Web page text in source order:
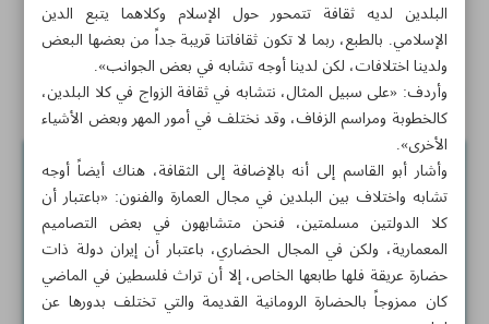
كيف اروّض ابني الناشىء؟
اخبار قصيرة
البلدين لديه ثقافة تتمحور حول الإسلام وكلاهما يتبع الدين
الإسلامي. بالطبع، ربما لا تكون ثقافاتنا قريبة جداً من بعضها البعض
ولدينا اختلافات، لكن لدينا أوجه تشابه في بعض الجوانب».
وأردف: «على سبيل المثال، نتشابه في ثقافة الزواج في كلا البلدين،
كالخطوبة ومراسم الزفاف، وقد نختلف في أمور المهر وبعض الأشياء
الأخرى».
وأشار أبو القاسم إلى أنه بالإضافة إلى الثقافة، هناك أيضاً أوجه
تشابه واختلاف بين البلدين في مجال العمارة والفنون: «باعتبار أن
كلا الدولتين مسلمتين، فنحن متشابهون في بعض التصاميم
المعمارية، ولكن في المجال الحضاري، باعتبار أن إيران دولة ذات
حضارة عريقة فلها طابعها الخاص، إلا أن تراث فلسطين في الماضي
كان ممزوجاً بالحضارة الرومانية القديمة والتي تختلف بدورها عن